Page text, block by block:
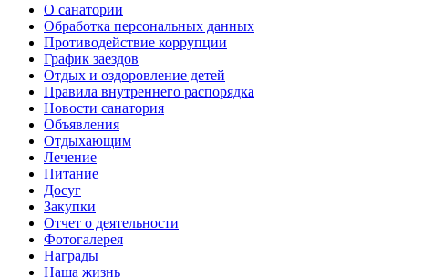
О санатории
Обработка персональных данных
Противодействие коррупции
График заездов
Отдых и оздоровление детей
Правила внутреннего распорядка
Новости санатория
Объявления
Отдыхающим
Лечение
Питание
Досуг
Закупки
Отчет о деятельности
Фотогалерея
Награды
Наша жизнь